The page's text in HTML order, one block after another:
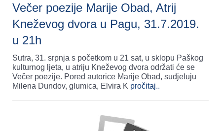
Večer poezije Marije Obad, Atrij
Kneževog dvora u Pagu, 31.7.2019.
u 21h
Sutra, 31. srpnja s početkom u 21 sat, u sklopu Paškog
kulturnog ljeta, u atriju Kneževog dvora održati će se
Večer poezije. Pored autorice Marije Obad, sudjeluju
Milena Dundov, glumica, Elvira K pročitaj..